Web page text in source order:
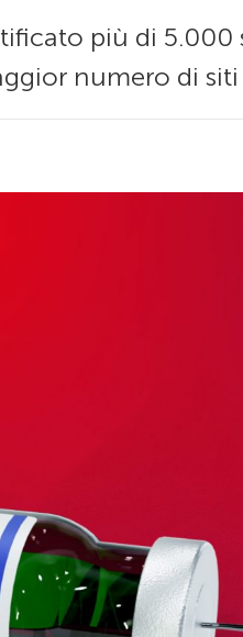
più di
numero di